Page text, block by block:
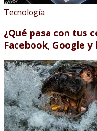
Tecnología
¿Qué pasa con tus
Facebook, Google y